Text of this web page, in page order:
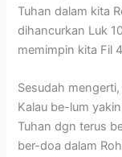
Tuhan dalam kita
dihancurkan Luk
memimpin kita Fil
Sesudah
Kalau be-lum
Tuhan dgn terus
ber-doa dalam